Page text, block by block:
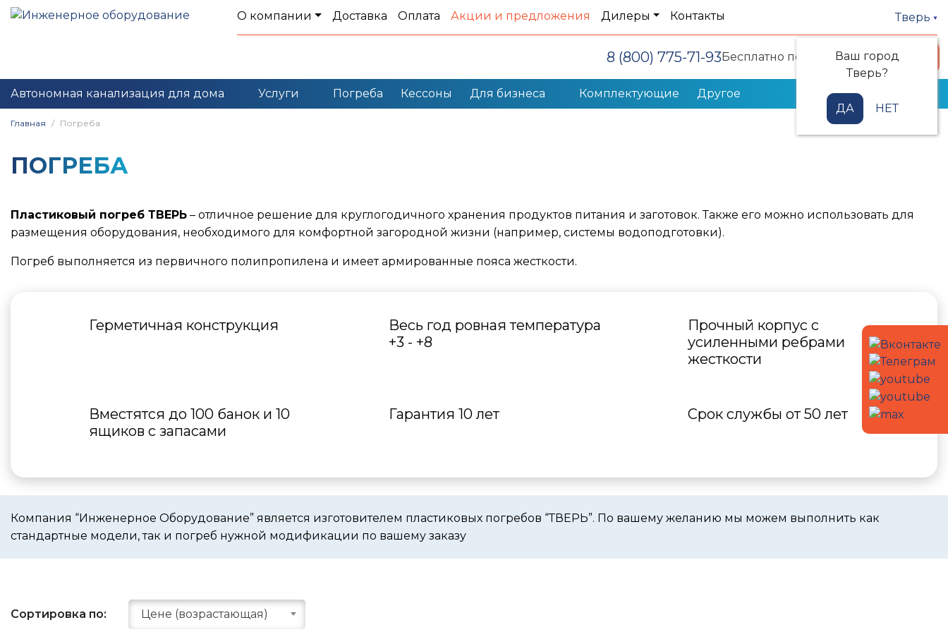
О компании Доставка Оплата Акции и предложения Дилеры Контакты Тверь
Ваш город
Тверь?
ДА НЕТ
8 (800) 775-71-93Бесплатно по РФ Заказать звонок
Автономная канализация для дома Услуги Погреба Кессоны Для бизнеса Комплектующие Другое
Главная Погреба
ПОГРЕБА
Пластиковый погреб ТВЕРЬ – отличное решение для круглогодичного хранения продуктов питания и заготовок. Также его можно использовать для
размещения оборудования, необходимого для комфортной загородной жизни (например, системы водоподготовки).
Погреб выполняется из первичного полипропилена и имеет армированные пояса жесткости.
Герметичная конструкция
Весь год ровная температура
+3 - +8
Прочный корпус с
усиленными ребрами
жесткости
Вместятся до 100 банок и 10
ящиков с запасами
Гарантия 10 лет Срок службы от 50 лет
Компания “Инженерное Оборудование” является изготовителем пластиковых погребов “ТВЕРЬ”. По вашему желанию мы можем выполнить как
стандартные модели, так и погреб нужной модификации по вашему заказу
Сортировка по: Цене (возрастающая)